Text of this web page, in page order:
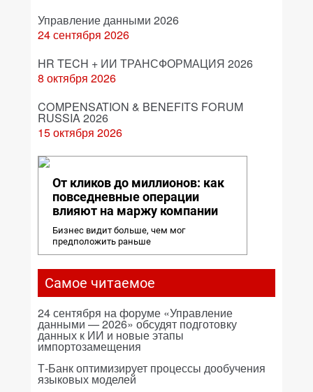
Управление данными 2026
24 сентября 2026
HR TECH + ИИ ТРАНСФОРМАЦИЯ 2026
8 октября 2026
COMPENSATION & BENEFITS FORUM
RUSSIA 2026
15 октября 2026
От кликов до миллионов: как
повседневные операции
влияют на маржу компании
Бизнес видит больше, чем мог
предположить раньше
Самое читаемое
24 сентября на форуме «Управление
данными — 2026» обсудят подготовку
данных к ИИ и новые этапы
импортозамещения
Т-Банк оптимизирует процессы дообучения
языковых моделей